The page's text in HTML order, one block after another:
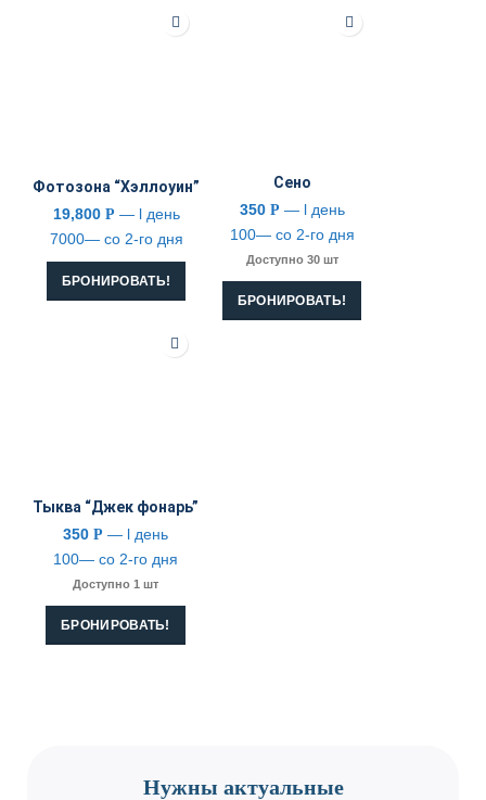
Фотозона “Хэллоуин”
19,800 Р — l день
7000— со 2-го дня
БРОНИРОВАТЬ!
Сено
350 Р — l день
100— со 2-го дня
Доступно 30 шт
БРОНИРОВАТЬ!
Тыква “Джек фонарь”
350 Р — l день
100— со 2-го дня
Доступно 1 шт
БРОНИРОВАТЬ!
Нужны актуальные